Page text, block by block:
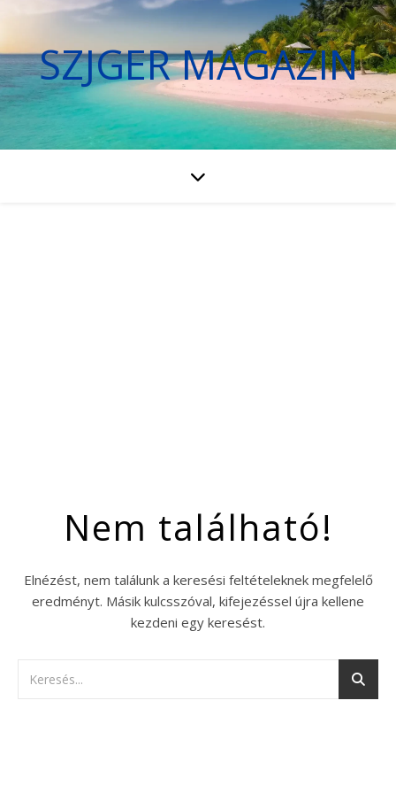
SZJGER MAGAZIN
Nem található!
Elnézést, nem találunk a keresési feltételeknek megfelelő
eredményt. Másik kulcsszóval, kifejezéssel újra kellene
kezdeni egy keresést.